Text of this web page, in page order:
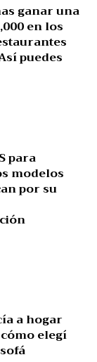
ganar una
en los
puedes
para
modelos
por su
a hogar
elegí